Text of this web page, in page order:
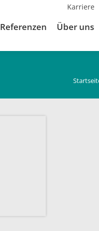
Karriere
Referenzen Über uns
Du